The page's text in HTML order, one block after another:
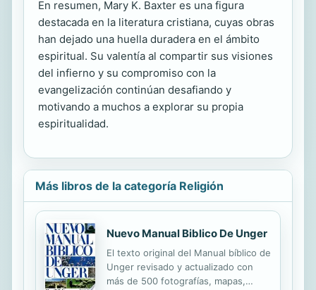
En resumen, Mary K. Baxter es una figura
destacada en la literatura cristiana, cuyas obras
han dejado una huella duradera en el ámbito
espiritual. Su valentía al compartir sus visiones
del infierno y su compromiso con la
evangelización continúan desafiando y
motivando a muchos a explorar su propia
espiritualidad.
Más libros de la categoría Religión
Nuevo Manual Biblico De Unger
El texto original del Manual bíblico de
Unger revisado y actualizado con
más de 500 fotografías, mapas,